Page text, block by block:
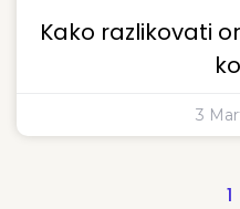
Kako razlikovati
3
1